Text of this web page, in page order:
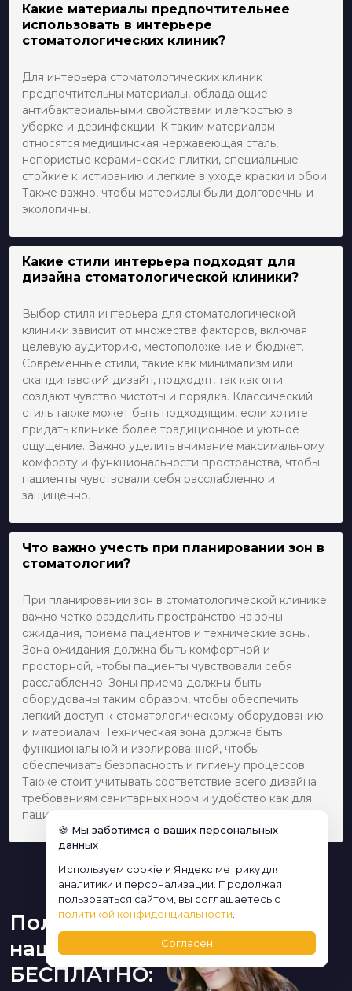
Какие материалы предпочтительнее
использовать в интерьере
стоматологических клиник?
Для интерьера стоматологических клиник
предпочтительны материалы, обладающие
антибактериальными свойствами и легкостью в
уборке и дезинфекции. К таким материалам
относятся медицинская нержавеющая сталь,
непористые керамические плитки, специальные
стойкие к истиранию и легкие в уходе краски и обои.
Также важно, чтобы материалы были долговечны и
экологичны.
Какие стили интерьера подходят для
дизайна стоматологической клиники?
Выбор стиля интерьера для стоматологической
клиники зависит от множества факторов, включая
целевую аудиторию, местоположение и бюджет.
Современные стили, такие как минимализм или
скандинавский дизайн, подходят, так как они
создают чувство чистоты и порядка. Классический
стиль также может быть подходящим, если хотите
придать клинике более традиционное и уютное
ощущение. Важно уделить внимание максимальному
комфорту и функциональности пространства, чтобы
пациенты чувствовали себя расслабленно и
защищенно.
Что важно учесть при планировании зон в
стоматологии?
При планировании зон в стоматологической клинике
важно четко разделить пространство на зоны
ожидания, приема пациентов и технические зоны.
Зона ожидания должна быть комфортной и
просторной, чтобы пациенты чувствовали себя
расслабленно. Зоны приема должны быть
оборудованы таким образом, чтобы обеспечить
легкий доступ к стоматологическому оборудованию
и материалам. Техническая зона должна быть
функциональной и изолированной, чтобы
обеспечивать безопасность и гигиену процессов.
Также стоит учитывать соответствие всего дизайна
требованиям санитарных норм и удобство как для
пациентов, так и персонала.
Получите консультацию
нашего дизайнера
БЕСПЛАТНО:
🍪 Мы заботимся о ваших персональных
данных
Используем cookie и Яндекс метрику для
аналитики и персонализации. Продолжая
пользоваться сайтом, вы соглашаетесь с
политикой конфиденциальности
Согласен